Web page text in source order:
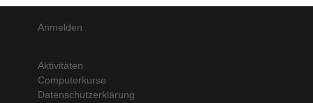
Anmelden
Aktivitäten
Computerkurse
Datenschutzerklärung